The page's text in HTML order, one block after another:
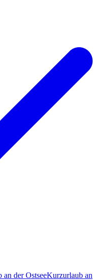
an der OstseeKurzurlaub an